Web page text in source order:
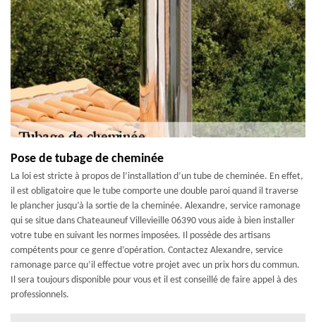
Pose de tubage de cheminée
La loi est stricte à propos de l’installation d’un tube de cheminée. En effet,
il est obligatoire que le tube comporte une double paroi quand il traverse
le plancher jusqu’à la sortie de la cheminée. Alexandre, service ramonage
qui se situe dans Chateauneuf Villevieille 06390 vous aide à bien installer
votre tube en suivant les normes imposées. Il possède des artisans
compétents pour ce genre d’opération. Contactez Alexandre, service
ramonage parce qu’il effectue votre projet avec un prix hors du commun.
Il sera toujours disponible pour vous et il est conseillé de faire appel à des
professionnels.